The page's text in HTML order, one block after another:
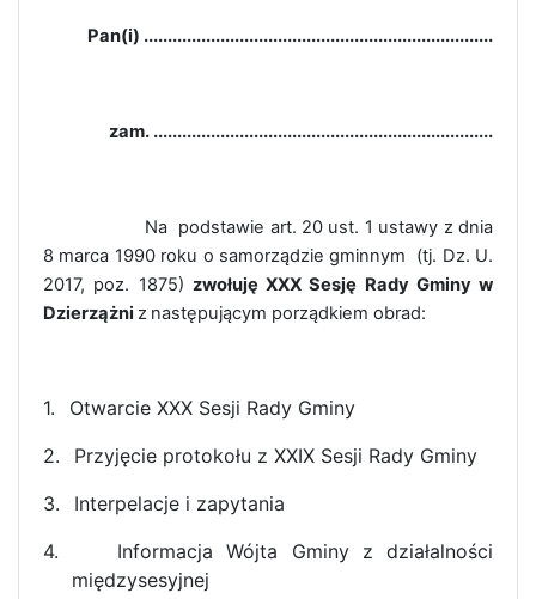
Pan(i) .........................................................................
zam. .......................................................................
Na podstawie art. 20 ust. 1 ustawy z dnia
8 marca 1990 roku o samorządzie gminnym (tj. Dz. U.
2017, poz. 1875) zwołuję XXX Sesję Rady Gminy w
Dzierzążni z następującym porządkiem obrad:
1.
Otwarcie XXX Sesji Rady Gminy
2.
Przyjęcie protokołu z XXIX Sesji Rady Gminy
3.
Interpelacje i zapytania
4.
Informacja Wójta Gminy z działalności
międzysesyjnej